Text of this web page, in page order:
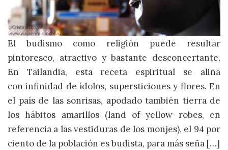
El budismo como religión puede resultar
pintoresco, atractivo y bastante desconcertante.
En Tailandia, esta receta espiritual se aliña
con infinidad de ídolos, supersticiones y flores. En
el país de las sonrisas, apodado también tierra de
los hábitos amarillos (land of yellow robes, en
referencia a las vestiduras de los monjes), el 94 por
ciento de la población es budista, para más seña […]